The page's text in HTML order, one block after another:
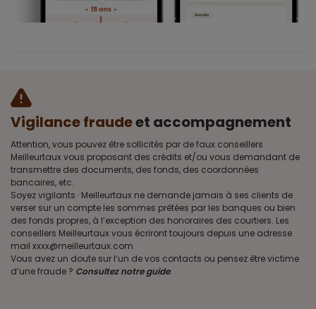
Vigilance fraudeet accompagnement
Attention, vous pouvez être sollicités par de faux conseillers
Meilleurtaux vous proposant des crédits et/ou vous demandant de
transmettre des documents, des fonds, des coordonnées
bancaires, etc.
Soyez vigilants · Meilleurtaux ne demande jamais à ses clients de
verser sur un compte les sommes prêtées par les banques ou bien
des fonds propres, à l’exception des honoraires des courtiers. Les
conseillers Meilleurtaux vous écriront toujours depuis une adresse
mail xxxx@meilleurtaux.com
Vous avez un doute sur l’un de vos contacts ou pensez être victime
d’une fraude ? Consultez notre guide.